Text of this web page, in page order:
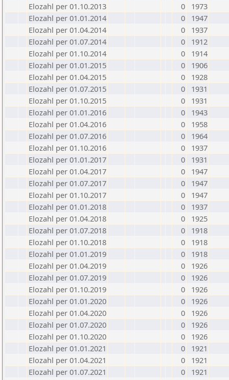
Elozahl per 01.10.2013
0
1973
Elozahl per 01.01.2014
0
1947
Elozahl per 01.04.2014
0
1937
Elozahl per 01.07.2014
0
1912
Elozahl per 01.10.2014
0
1914
Elozahl per 01.01.2015
0
1906
Elozahl per 01.04.2015
0
1928
Elozahl per 01.07.2015
0
1931
Elozahl per 01.10.2015
0
1931
Elozahl per 01.01.2016
0
1943
Elozahl per 01.04.2016
0
1958
Elozahl per 01.07.2016
0
1964
Elozahl per 01.10.2016
0
1937
Elozahl per 01.01.2017
0
1931
Elozahl per 01.04.2017
0
1947
Elozahl per 01.07.2017
0
1947
Elozahl per 01.10.2017
0
1947
Elozahl per 01.01.2018
0
1937
Elozahl per 01.04.2018
0
1925
Elozahl per 01.07.2018
0
1918
Elozahl per 01.10.2018
0
1918
Elozahl per 01.01.2019
0
1918
Elozahl per 01.04.2019
0
1926
Elozahl per 01.07.2019
0
1926
Elozahl per 01.10.2019
0
1926
Elozahl per 01.01.2020
0
1926
Elozahl per 01.04.2020
0
1926
Elozahl per 01.07.2020
0
1926
Elozahl per 01.10.2020
0
1926
Elozahl per 01.01.2021
0
1921
Elozahl per 01.04.2021
0
1921
Elozahl per 01.07.2021
0
1921